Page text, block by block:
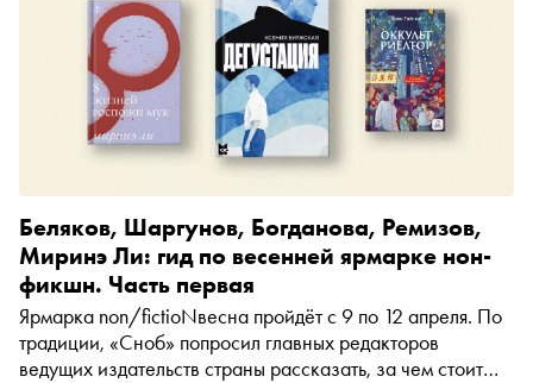
Беляков, Шаргунов, Богданова, Ремизов,
Миринэ Ли: гид по весенней ярмарке нон-
фикшн. Часть первая
Ярмарка non/fictioNвесна пройдёт с 9 по 12 апреля. По
традиции, «Сноб» попросил главных редакторов
ведущих издательств страны рассказать, за чем стоит